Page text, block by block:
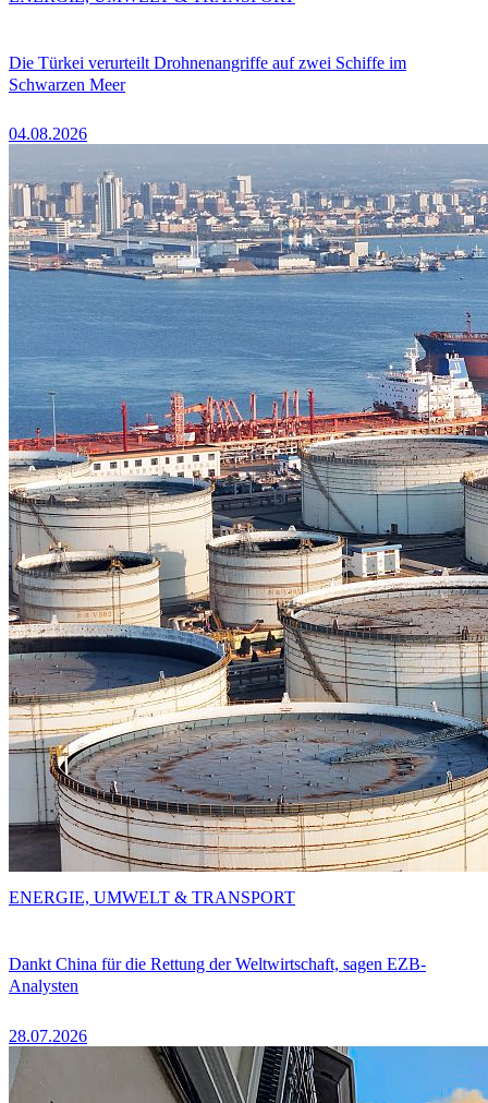
Die Türkei verurteilt Drohnenangriffe auf zwei Schiffe im
Schwarzen Meer
04.08.2026
Dankt China für die Rettung der Weltwirtschaft, sagen EZB-
Analysten
28.07.2026
ENERGIE, UMWELT & TRANSPORT